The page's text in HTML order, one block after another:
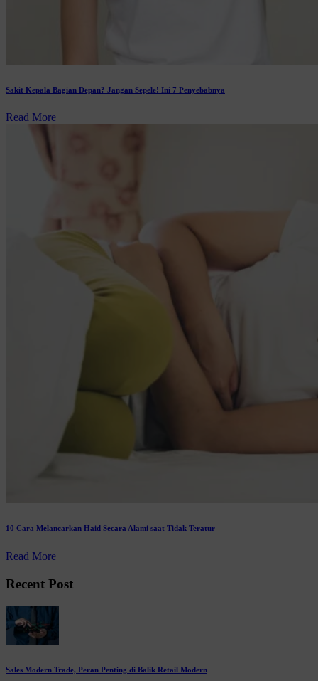
Sakit Kepala Bagian Depan? Jangan Sepele! Ini 7 Penyebabnya
Read More
10 Cara Melancarkan Haid Secara Alami saat Tidak Teratur
Read More
Recent Post
Sales Modern Trade, Peran Penting di Balik Retail Modern